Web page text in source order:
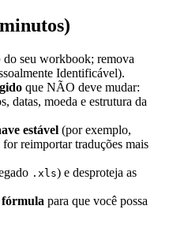
do seu workbook; remova
Identificável).
que NÃO deve mudar:
datas, moeda e estrutura da
estável (por exemplo,
for reimportar traduções mais
.xls) e desproteja as
fórmula para que você possa